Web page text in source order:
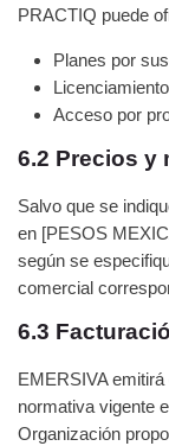
PRACTIQ puede
Planes por
Acceso por
6.2 Precios y
Salvo que se
en [PESOS
según se
comercial
6.3
EMERSIVA
normativa vigente
Organización